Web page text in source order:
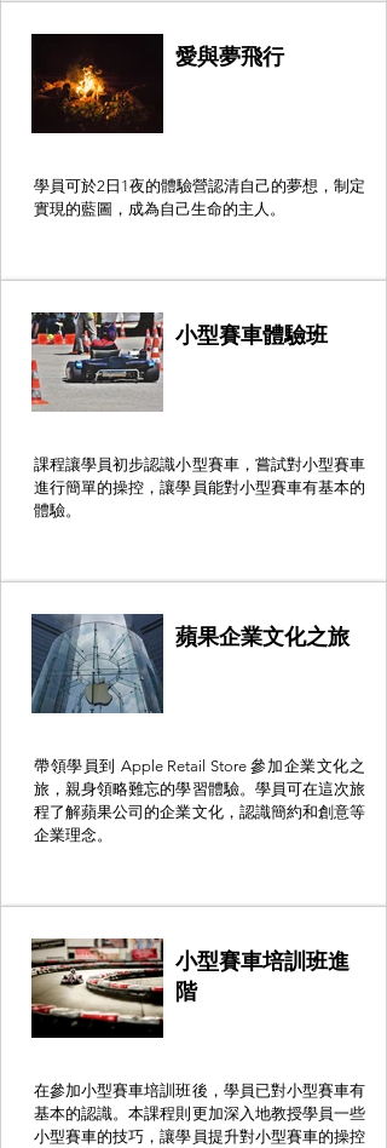
愛與夢飛行
學員可於2日1夜的體驗營認清自己的夢想，制定
實現的藍圖，成為自己生命的主人。
小型賽車體驗班
課程讓學員初步認識小型賽車，嘗試對小型賽車
進行簡單的操控，讓學員能對小型賽車有基本的
體驗。
蘋果企業文化之旅
帶領學員到 Apple Retail Store 參加企業文化之
旅，親身領略難忘的學習體驗。學員可在這次旅
程了解蘋果公司的企業文化，認識簡約和創意等
企業理念。
小型賽車培訓班進
階
在參加小型賽車培訓班後，學員已對小型賽車有
基本的認識。本課程則更加深入地教授學員一些
小型賽車的技巧，讓學員提升對小型賽車的操控